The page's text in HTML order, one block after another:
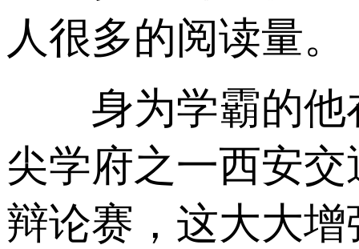
人很多的阅读量。
身为学霸的他
尖学府之一西安
辩论赛，这大大